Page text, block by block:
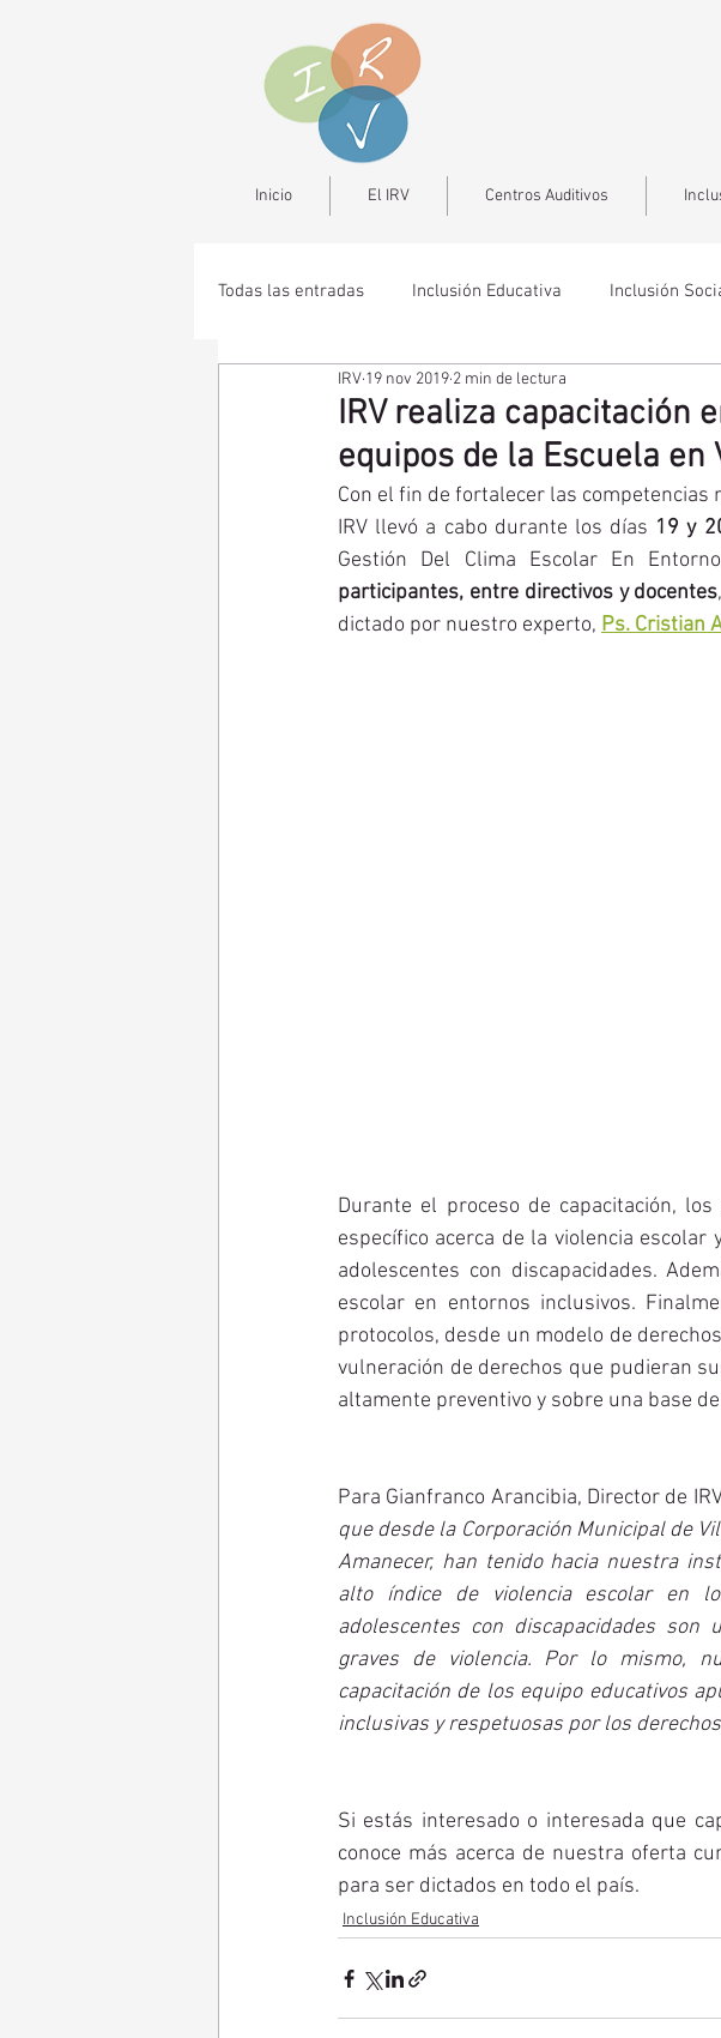
Inicio El IRV Centros Auditivos
Todas las entradas Inclusión Educativa Inclusión
IRV realiza capacitación
equipos de la Escuela en
IRV 19 nov 2019 2 min de lectura
Con el fin de fortalecer las competencias
IRV llevó a cabo durante los días 19 y
Gestión Del Clima Escolar En
participantes, entre directivos y docentes
dictado por nuestro experto, Ps. Cristian
Durante el proceso de capacitación,
específico acerca de la violencia
adolescentes con discapacidades.
escolar en entornos inclusivos.
protocolos, desde un modelo de
vulneración de derechos que pudieran
altamente preventivo y sobre una base
Para Gianfranco Arancibia, Director de
que desde la Corporación Municipal de
Amanecer, han tenido hacia nuestra
alto índice de violencia escolar en
adolescentes con discapacidades
graves de violencia. Por lo mismo,
capacitación de los equipo educativos
inclusivas y respetuosas por los
Si estás interesado o interesada que
conoce más acerca de nuestra oferta
para ser dictados en todo el país.
Inclusión Educativa